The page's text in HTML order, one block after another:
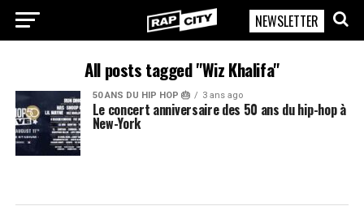
RapCity
NEWSLETTER
All posts tagged "Wiz Khalifa"
50 ANS DU HIP HOP 🎂 3 ans ago
Le concert anniversaire des 50 ans du hip-hop à
New-York